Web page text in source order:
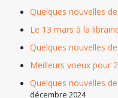
Quelques nouvelles
Le 13 mars à la
Quelques nouvelles
Meilleurs voeux pour
Quelques nouvelles
décembre 2024